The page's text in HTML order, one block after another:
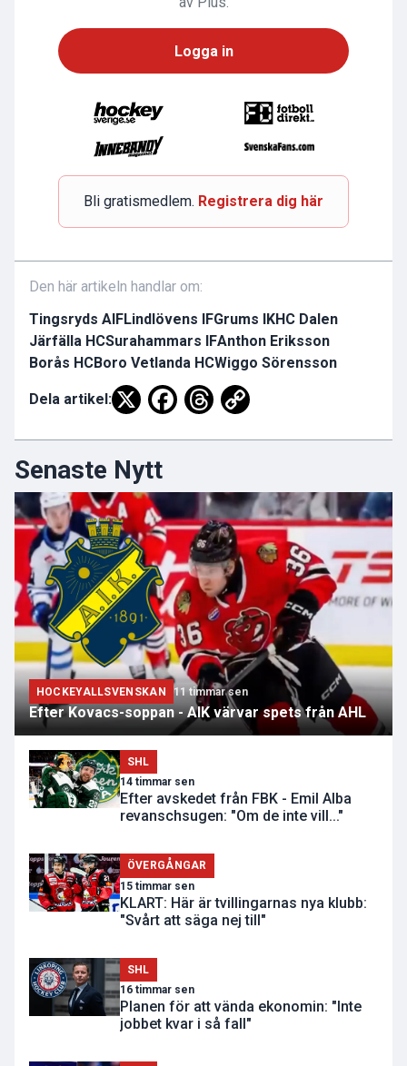
Logga in
Bli gratismedlem. Registrera dig här
Den här artikeln handlar om:
Tingsryds AIFLindlövens IFGrums IKHC Dalen
Järfälla HCSurahammars IFAnthon Eriksson
Borås HCBoro Vetlanda HCWiggo Sörensson
Dela artikel:
Senaste Nytt
HOCKEYALLSVENSKAN 11 timmar sen
Efter Kovacs-soppan - AIK värvar spets från AHL
SHL
14 timmar sen
Efter avskedet från FBK - Emil Alba
revanschsugen: "Om de inte vill..."
ÖVERGÅNGAR
15 timmar sen
KLART: Här är tvillingarnas nya klubb:
"Svårt att säga nej till"
SHL
16 timmar sen
Planen för att vända ekonomin: "Inte
jobbet kvar i så fall"